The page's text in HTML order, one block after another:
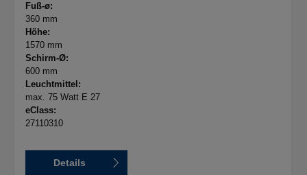
Fuß-ø:
360 mm
Höhe:
1570 mm
Schirm-Ø:
600 mm
Leuchtmittel:
max. 75 Watt E 27
eClass:
27110310
Details